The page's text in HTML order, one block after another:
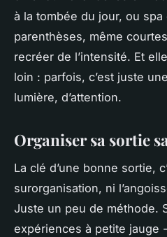
à la tombée du jour, ou spa
parenthèses, même
recréer de l’intensité. Et
loin : parfois, c’est juste
lumière, d’attention.
Organiser sa sortie
La clé d’une bonne sortie,
surorganisation, ni
Juste un peu de méthode.
expériences à petite jauge